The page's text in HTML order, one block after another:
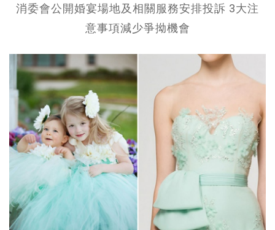
消委會公開婚宴場地及相關服務安排投訴 3大注
意事項減少爭拗機會